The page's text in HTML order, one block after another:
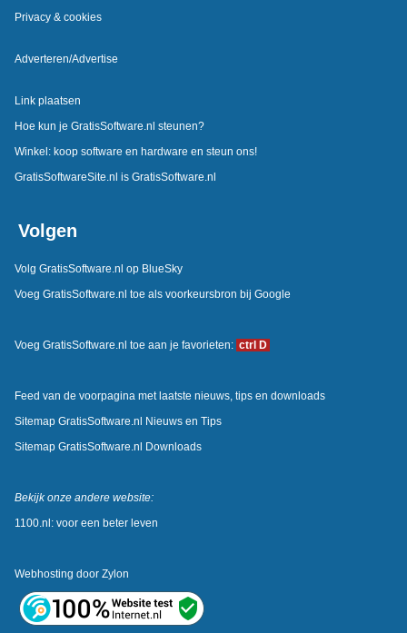
Privacy & cookies
Adverteren/Advertise
Link plaatsen
Hoe kun je GratisSoftware.nl steunen?
Winkel: koop software en hardware en steun ons!
GratisSoftwareSite.nl is GratisSoftware.nl
Volgen
Volg GratisSoftware.nl op BlueSky
Voeg GratisSoftware.nl toe als voorkeursbron bij Google
Voeg GratisSoftware.nl toe aan je favorieten: ctrl D
Feed van de voorpagina met laatste nieuws, tips en downloads
Sitemap GratisSoftware.nl Nieuws en Tips
Sitemap GratisSoftware.nl Downloads
Bekijk onze andere website:
1100.nl: voor een beter leven
Webhosting door Zylon